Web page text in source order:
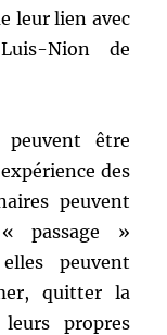
leur lien avec
Nion de
peuvent être
des
peuvent
passage »
peuvent
quitter la
propres